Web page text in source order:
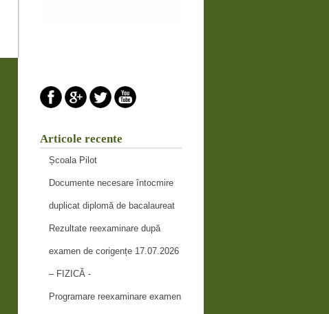
Articole recente
Școala Pilot
Documente necesare întocmire
duplicat diplomă de bacalaureat
Rezultate reexaminare după
examen de corigențe 17.07.2026
– FIZICĂ -
Programare reexaminare examen